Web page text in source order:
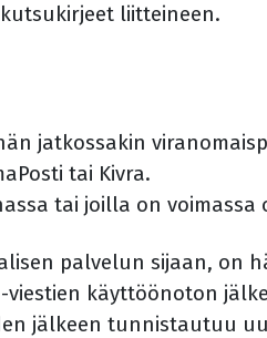
liitteineen.
jatkossakin
tai Kivra.
tai joilla on
palvelun sijaan, on
käyttöönoton
jälkeen tunnistautuu